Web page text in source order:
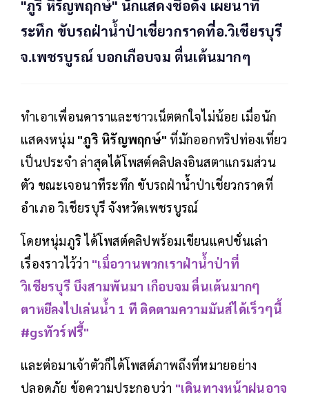
"ภูริ หิรัญพฤกษ์" นักแสดงชื่อดัง เผยนาที
ระทึก ขับรถฝ่าน้ำป่าเชี่ยวกราดที่อ.วิเชียรบุรี
จ.เพชรบูรณ์ บอกเกือบจม ตื่นเต้นมากๆ
ทำเอาเพื่อนดาราและชาวเน็ตตกใจไม่น้อย เมื่อนัก
แสดงหนุ่ม "ภูริ หิรัญพฤกษ์" ที่มักออกทริปท่องเที่ยว
เป็นประจำ ล่าสุดได้โพสต์คลิปลงอินสตาแกรมส่วน
ตัว ขณะเจอนาทีระทึก ขับรถฝ่าน้ำป่าเชี่ยวกราดที่
อำเภอ วิเชียรบุรี จังหวัดเพชรบูรณ์
โดยหนุ่มภูริ ได้โพสต์คลิปพร้อมเขียนแคปชั่นเล่า
เรื่องราวไว้ว่า "เมื่อวานพวกเราฝ่าน้ำป่าที่
วิเชียรบุรี บึงสามพันมา เกือบจม ตื่นเต้นมากๆ
ตาหยีลงไปเล่นน้ำ 1 ที ติดตามความมันส์ได้เร็วๆนี้
#gsทัวร์ฟรี้"
และต่อมาเจ้าตัวก็ได้โพสต์ภาพถึงที่หมายอย่าง
ปลอดภัย ข้อความประกอบว่า "เดินทางหน้าฝนอาจ